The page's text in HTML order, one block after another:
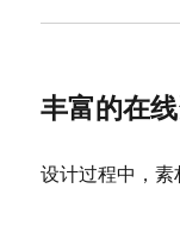
丰富的在
设计过程中，素